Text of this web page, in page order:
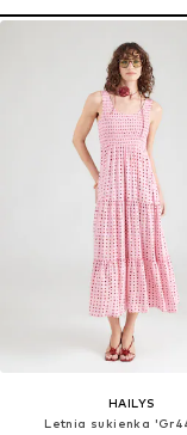
HAILYS
Letnia sukienka